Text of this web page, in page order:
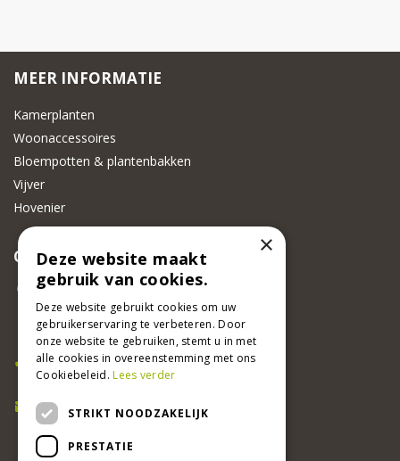
MEER INFORMATIE
Kamerplanten
Woonaccessoires
Bloempotten & plantenbakken
Vijver
Hovenier
CONTACT
Beeker Tuincentrum
Adsteeg 31
6191 PW Beek
Bel ons
046 437 2881
E-mail
info@beekertuincentrum.nl
×
Deze website maakt
gebruik van cookies.
Deze website gebruikt cookies om uw
gebruikerservaring te verbeteren. Door
onze website te gebruiken, stemt u in met
alle cookies in overeenstemming met ons
Cookiebeleid.Lees verder
STRIKT NOODZAKELIJK
PRESTATIE